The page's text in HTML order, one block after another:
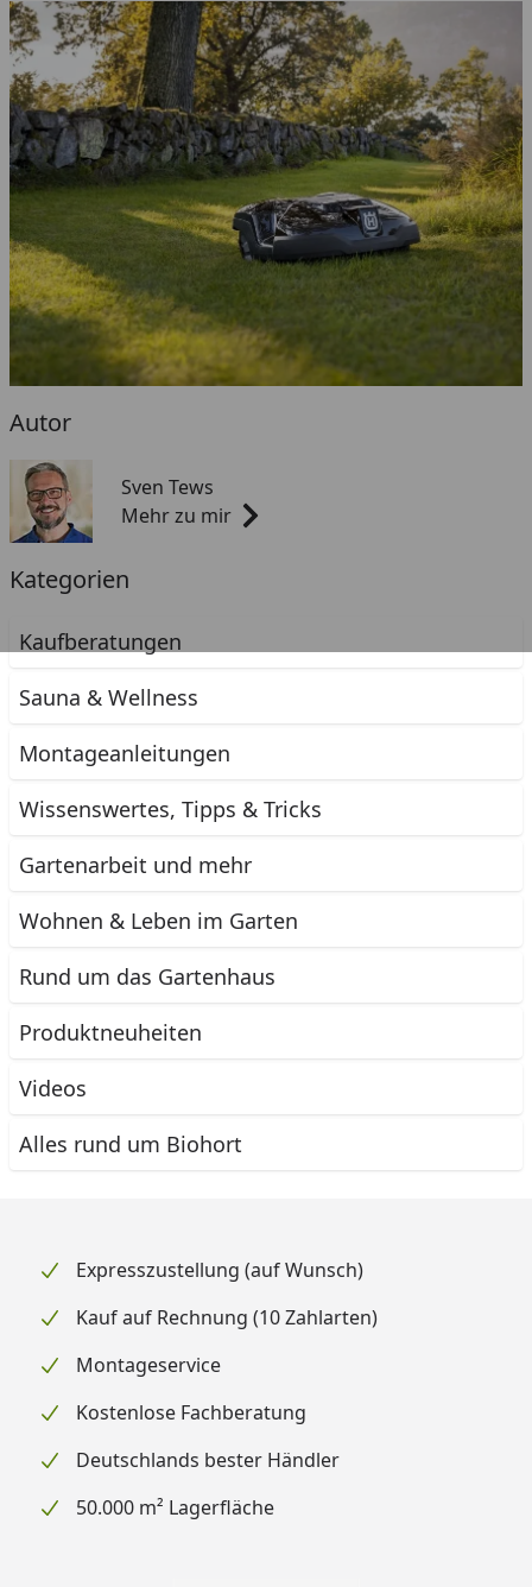
Autor
Sven Tews
Mehr zu mir
Kategorien
Kaufberatungen
Sauna & Wellness
Montageanleitungen
Wissenswertes, Tipps & Tricks
Gartenarbeit und mehr
Wohnen & Leben im Garten
Rund um das Gartenhaus
Produktneuheiten
Videos
Alles rund um Biohort
Expresszustellung (auf Wunsch)
Kauf auf Rechnung (10 Zahlarten)
Montageservice
Kostenlose Fachberatung
Deutschlands bester Händler
50.000 m² Lagerfläche